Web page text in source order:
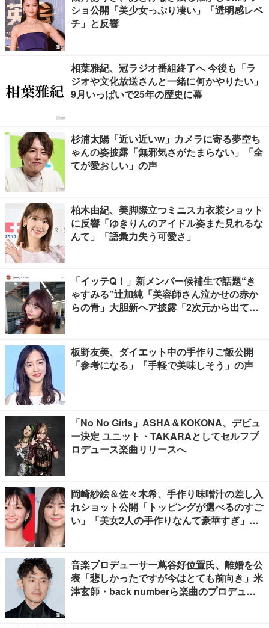
ショ公開「美少女っぷり凄い」「透明感レベ
チ」と反響
相葉雅紀、冠ラジオ番組終了へ 今後も「ラ
ジオや文化放送さんと一緒に何かやりたい」
9月いっぱいで25年の歴史に幕
杉浦太陽「近い近いw」カメラに寄る夢空ち
ゃんの姿披露「無邪気さがたまらない」「全
てが愛おしい」の声
柏木由紀、美脚際立つミニスカ衣装ショット
に反響「ゆきりんのアイドル姿また見れるな
んて」「語彙力失う可愛さ」
「イッテQ！」新メンバー候補生で話題“き
ゃすみる”辻加純「美容師さん泣かせの赤か
らの青」大胆新ヘア披露「2次元から出てき
板野友美、ダイエット中の手作りご飯公開
「参考になる」「手軽で美味しそう」の声
「No No Girls」ASHA＆KOKONA、デビュ
ー決定 ユニット・TAKARAとしてセルフプ
ロデュース楽曲リリースへ
岡崎紗絵＆佐々木希、手作り味噌汁の差し入
れショット公開「トッピングが選べるのすご
い」「美女2人の手作りなんて豪華すぎ」と
音楽プロデューサー蔦谷好位置氏、離婚を公
表「悲しかったですが今はとても前向き」米
津玄師・back numberら楽曲のプロデュー